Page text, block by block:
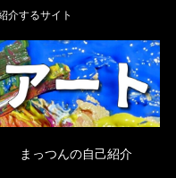
介するサイト
まっつんの自己紹介